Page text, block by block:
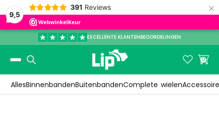
9,5
391 Reviews ×
EXCELLENTE KLANTENBEOORDELINGEN
Slide 3 of 3.
 
0
AllesBinnenbandenBuitenbandenComplete wielen